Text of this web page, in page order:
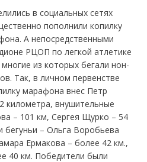
в социальных сетях
пополнили копилку
А непосредственными
РЦОП по легкой атлетике
из которых бегали нон-
Так, в личном первенстве
марафона внес Петр
километра, внушительные
– 101 км, Сергея Щурко – 54
– Ольга Воробьева
Ермакова – более 42 км.,
40 км. Победители были